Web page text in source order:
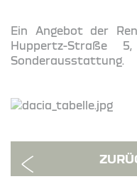
Ein Angebot der
Huppertz-Straße
Sonderausstattung.